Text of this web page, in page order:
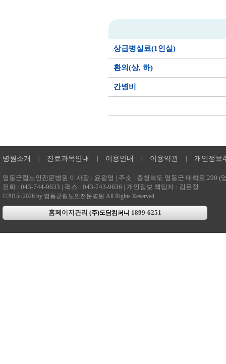
상급병실료(1인실)
환의(상, 하)
간병비
병원소개 진료과목안내 이용안내 이용약관 개인정보
영동군립노인전문병원 이사장 : 윤왕영 | 주소 : 충청북도 영동군 대학로 290
전화 : 043-744-9633 | 팩스 : 043-743-9636 | 개인정보 책임자 : 김윤정
©2015~2026 by 영동군립노인전문병원 All Rights Reserved.
홈페이지관리 (주)도담컴퍼니 1899-6251